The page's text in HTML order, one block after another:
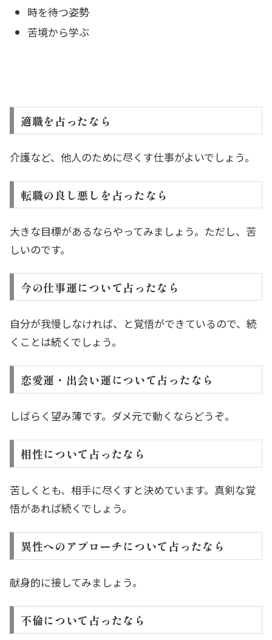
時を待つ姿勢
苦境から学ぶ
適職を占ったなら
介護など、他人のために尽くす仕事がよいでしょう。
転職の良し悪しを占ったなら
大きな目標があるならやってみましょう。ただし、苦
しいのです。
今の仕事運について占ったなら
自分が我慢しなければ、と覚悟ができているので、続
くことは続くでしょう。
恋愛運・出会い運について占ったなら
しばらく望み薄です。ダメ元で動くならどうぞ。
相性について占ったなら
苦しくとも、相手に尽くすと決めています。真剣な覚
悟があれば続くでしょう。
異性へのアプローチについて占ったなら
献身的に接してみましょう。
不倫について占ったなら